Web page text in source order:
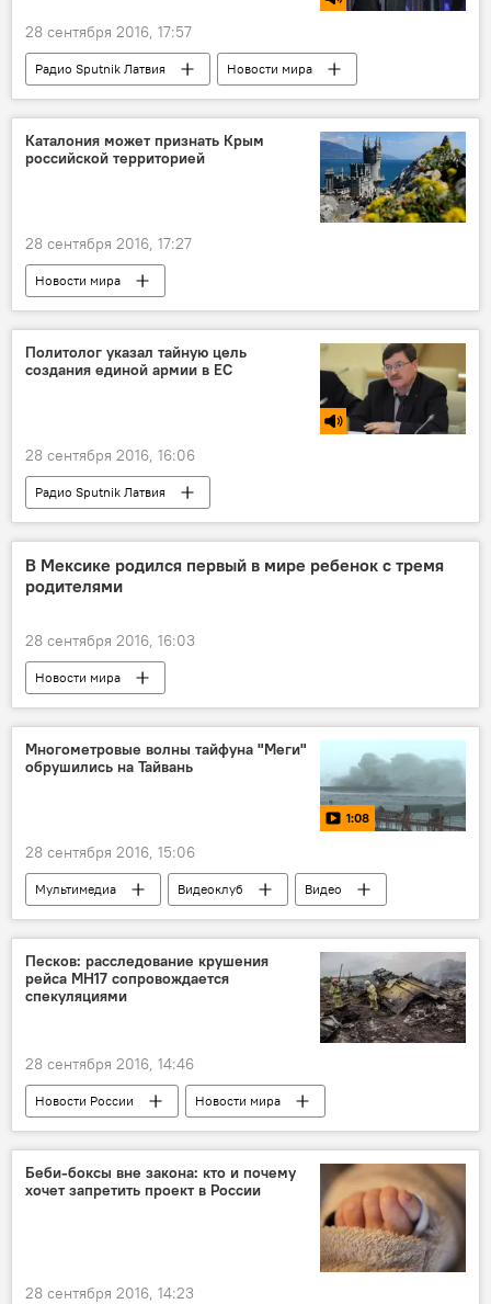
28 сентября 2016, 17:57
Радио Sputnik Латвия Новости мира
Каталония может признать Крым
российской территорией
28 сентября 2016, 17:27
Новости мира
Борьба Каталонии за независимость
Политолог указал тайную цель
создания единой армии в ЕС
28 сентября 2016, 16:06
Радио Sputnik Латвия
В Мексике родился первый в мире ребенок с тремя
родителями
28 сентября 2016, 16:03
Новости мира
Многометровые волны тайфуна "Меги"
обрушились на Тайвань
1:08
28 сентября 2016, 15:06
Мультимедиа Видеоклуб Видео
Песков: расследование крушения
рейса MH17 сопровождается
спекуляциями
28 сентября 2016, 14:46
Новости России Новости мира
Беби-боксы вне закона: кто и почему
хочет запретить проект в России
28 сентября 2016, 14:23